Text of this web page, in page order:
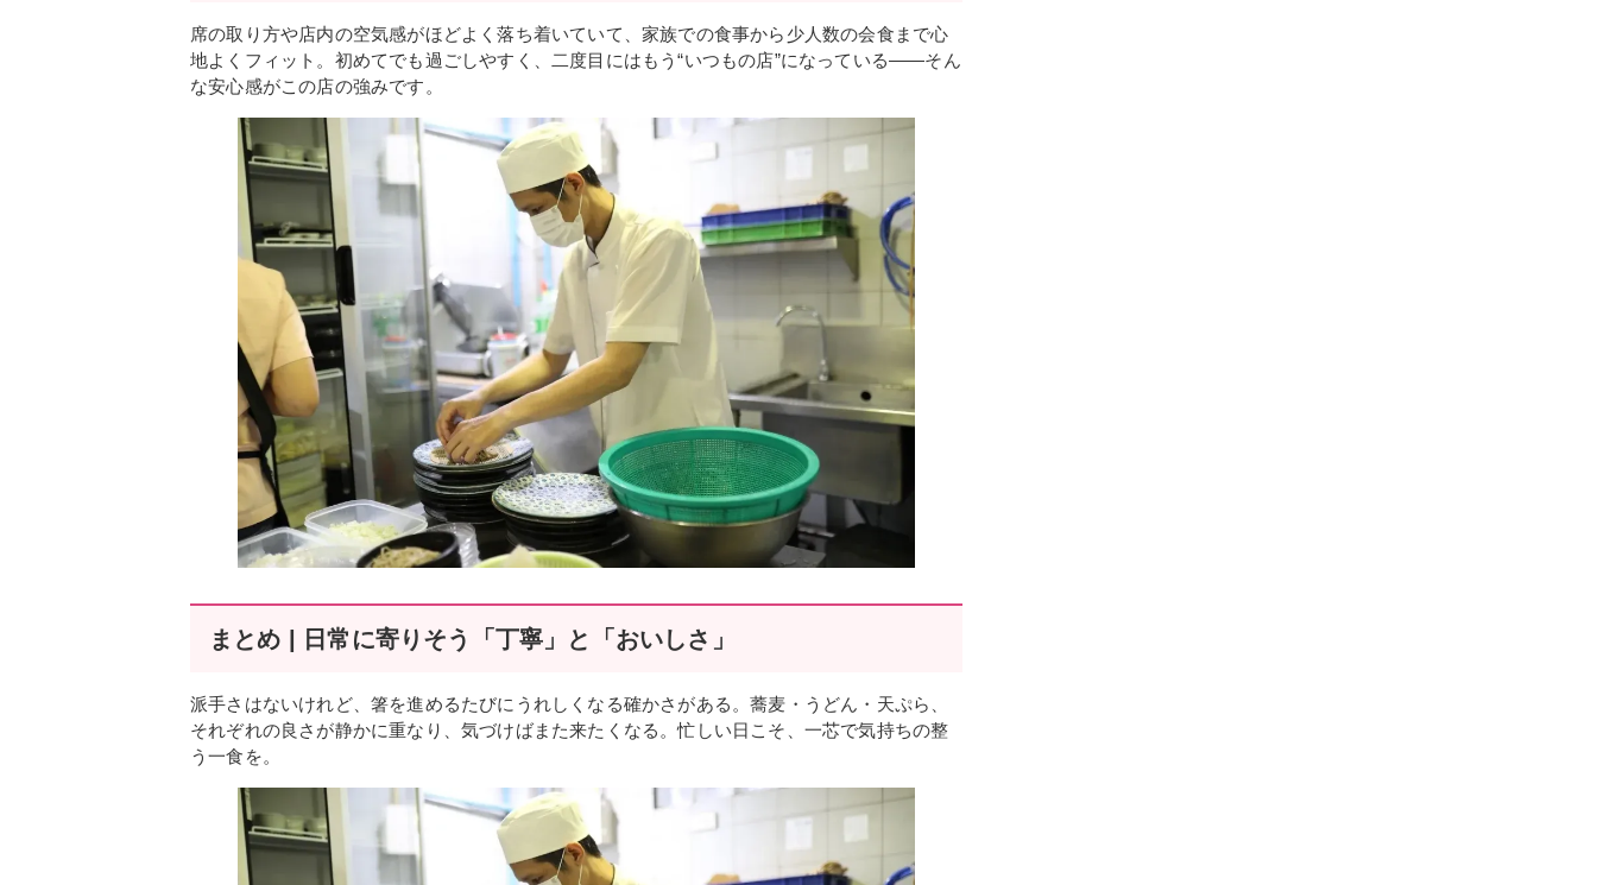
席の取り方や店内の空気感がほどよく落ち着いていて、家族での食事から少人数の会食まで心
地よくフィット。初めてでも過ごしやすく、二度目にはもう“いつもの店”になっている——そん
な安心感がこの店の強みです。
まとめ | 日常に寄りそう「丁寧」と「おいしさ」
派手さはないけれど、箸を進めるたびにうれしくなる確かさがある。蕎麦・うどん・天ぷら、
それぞれの良さが静かに重なり、気づけばまた来たくなる。忙しい日こそ、一芯で気持ちの整
う一食を。